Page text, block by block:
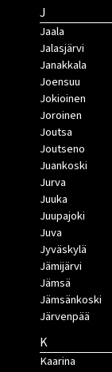
J
Jaala
Jalasjärvi
Janakkala
Joensuu
Jokioinen
Joroinen
Joutsa
Joutseno
Juankoski
Jurva
Juuka
Juupajoki
Juva
Jyväskylä
Jämijärvi
Jämsä
Jämsänkoski
Järvenpää
K
Kaarina